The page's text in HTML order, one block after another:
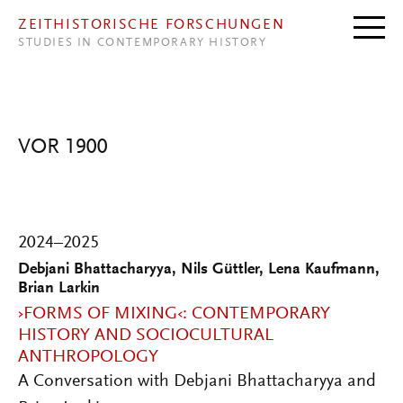
ZEITHISTORISCHE FORSCHUNGEN
STUDIES IN CONTEMPORARY HISTORY
VOR 1900
2024–2025
Debjani Bhattacharyya, Nils Güttler, Lena Kaufmann,
Brian Larkin
›FORMS OF MIXING‹: CONTEMPORARY
HISTORY AND SOCIOCULTURAL
ANTHROPOLOGY
A Conversation with Debjani Bhattacharyya and